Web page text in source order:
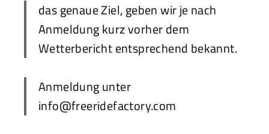
das genaue Ziel, geben wir je nach
Anmeldung kurz vorher dem
Wetterbericht entsprechend bekannt.
Anmeldung unter
info@freeridefactory.com